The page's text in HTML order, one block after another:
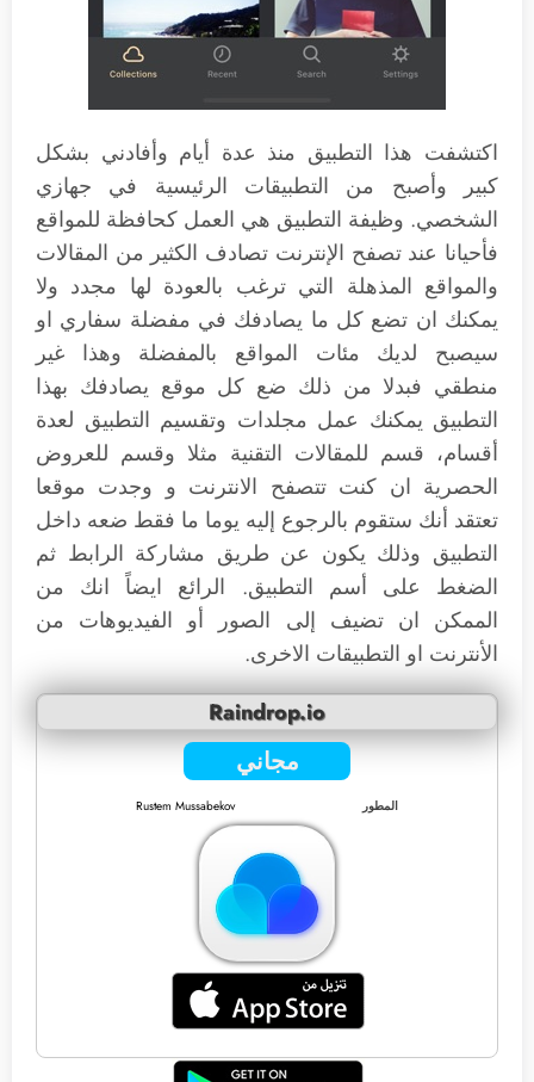
اكتشفت هذا التطبيق منذ عدة أيام وأفادني بشكل
كبير وأصبح من التطبيقات الرئيسية في جهازي
الشخصي. وظيفة التطبيق هي العمل كحافظة للمواقع
فأحيانا عند تصفح الإنترنت تصادف الكثير من المقالات
والمواقع المذهلة التي ترغب بالعودة لها مجدد ولا
يمكنك ان تضع كل ما يصادفك في مفضلة سفاري او
سيصبح لديك مئات المواقع بالمفضلة وهذا غير
منطقي فبدلا من ذلك ضع كل موقع يصادفك بهذا
التطبيق يمكنك عمل مجلدات وتقسيم التطبيق لعدة
أقسام، قسم للمقالات التقنية مثلا وقسم للعروض
الحصرية ان كنت تتصفح الانترنت و وجدت موقعا
تعتقد أنك ستقوم بالرجوع إليه يوما ما فقط ضعه داخل
التطبيق وذلك يكون عن طريق مشاركة الرابط ثم
الضغط على أسم التطبيق. الرائع ايضاً انك من
الممكن ان تضيف إلى الصور أو الفيديوهات من
الأنترنت او التطبيقات الاخرى.
Raindrop.io
مجاني
المطور Rustem Mussabekov